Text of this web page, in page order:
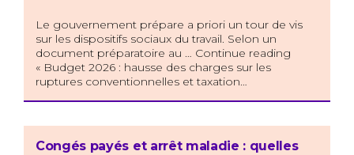
Le gouvernement prépare a priori un tour de vis
sur les dispositifs sociaux du travail. Selon un
document préparatoire au … Continue reading
« Budget 2026 : hausse des charges sur les
ruptures conventionnelles et taxation…
Congés payés et arrêt maladie : quelles